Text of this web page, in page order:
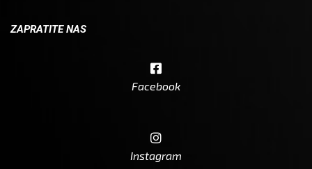
ZAPRATITE NAS
Facebook
Instagram